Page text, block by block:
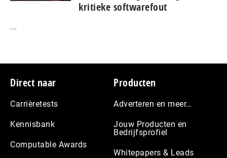
kritieke softwarefout
...
Footer
Direct naar
Carrièretests
Kennisbank
Computable Awards
Producten
Adverteren en meer…
Jouw Producten en
Bedrijfsprofiel
Whitepapers & Leads